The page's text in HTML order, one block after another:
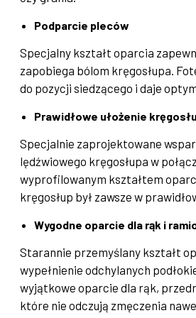
Podparcie pleców
Specjalny kształt oparcia
zapobiega bólom kręgosłupa.
do pozycji siedzącego i daje
Prawidłowe ułożenie
Specjalnie zaprojektowane
lędźwiowego kręgosłupa w
wyprofilowanym kształtem
kręgosłup był zawsze w
Wygodne oparcie dla rąk i
Starannie przemyślany kształt
wypełnienie odchylanych
wyjątkowe oparcie dla rąk,
które nie odczują zmęczenia